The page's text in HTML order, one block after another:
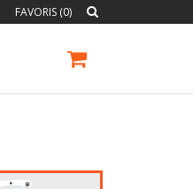
FAVORIS (0)